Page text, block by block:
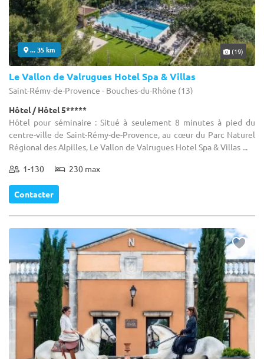
... 35 km (19)
Le Vallon de Valrugues Hotel Spa & Villas
Saint-Rémy-de-Provence - Bouches-du-Rhône (13)
Hôtel / Hôtel 5*****
Hôtel pour séminaire : Situé à seulement 8 minutes à pied du
centre-ville de Saint-Rémy-de-Provence, au cœur du Parc Naturel
Régional des Alpilles, Le Vallon de Valrugues Hotel Spa & Villas ...
1-130 230 max
Contacter